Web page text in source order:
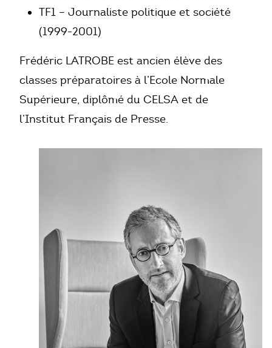
TF1 – Journaliste politique et société
(1999-2001)
Frédéric LATROBE est ancien élève des
classes préparatoires à l’Ecole Normale
Supérieure, diplômé du CELSA et de
l’Institut Français de Presse.